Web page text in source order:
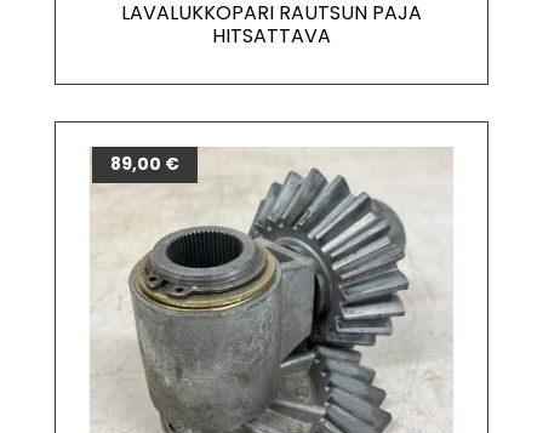
LAVALUKKOPARI RAUTSUN PAJA
HITSATTAVA
89,00 €